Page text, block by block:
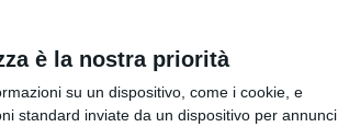
è la nostra priorità
su un dispositivo, come i cookie, e
standard inviate da un dispositivo per annunci